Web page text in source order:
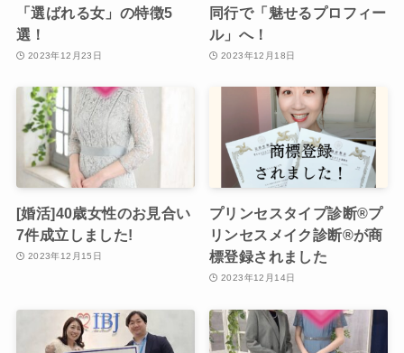
「選ばれる女」の特徴5
選！
2023年12月23日
同行で「魅せるプロフィー
ル」へ！
2023年12月18日
[婚活]40歳女性のお見合い
7件成立しました!
2023年12月15日
プリンセスタイプ診断®︎プ
リンセスメイク診断®︎が商
標登録されました
2023年12月14日